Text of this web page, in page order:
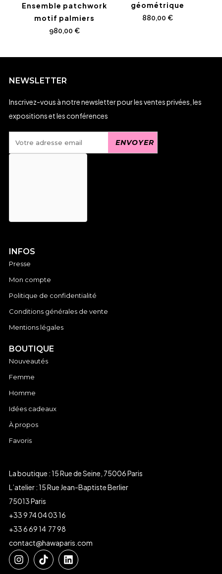
Ensemble patchwork
motif palmiers
980,00 €
géométrique
880,00 €
La boutique : 15 Rue de Seine, 75006 Paris
L’atelier : 15 Rue Jean-Baptiste Berlier
75013 Paris
+33 9 74 04 03 16
+33 6 69 14 77 98
contact@hawaparis.com
BOUTIQUE
Nouveautés
Femme
Homme
Idées cadeaux
À propos
Favoris
INFOS
Presse
Mon compte
Politique de confidentialité
Conditions générales de vente
Mentions légales
NEWSLETTER
Inscrivez-vous à notre newsletter pour les ventes privées, les
expositions et les conférences